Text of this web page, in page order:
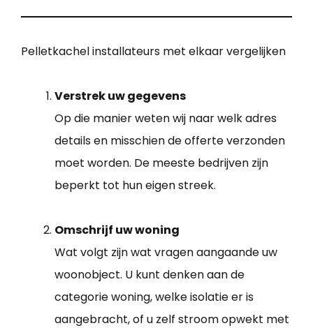
Pelletkachel installateurs met elkaar vergelijken
Verstrek uw gegevens
Op die manier weten wij naar welk adres
details en misschien de offerte verzonden
moet worden. De meeste bedrijven zijn
beperkt tot hun eigen streek.
Omschrijf uw woning
Wat volgt zijn wat vragen aangaande uw
woonobject. U kunt denken aan de
categorie woning, welke isolatie er is
aangebracht, of u zelf stroom opwekt met